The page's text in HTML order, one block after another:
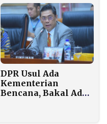
DPR Usul Ada
Kementerian
Bencana, Bakal Ada